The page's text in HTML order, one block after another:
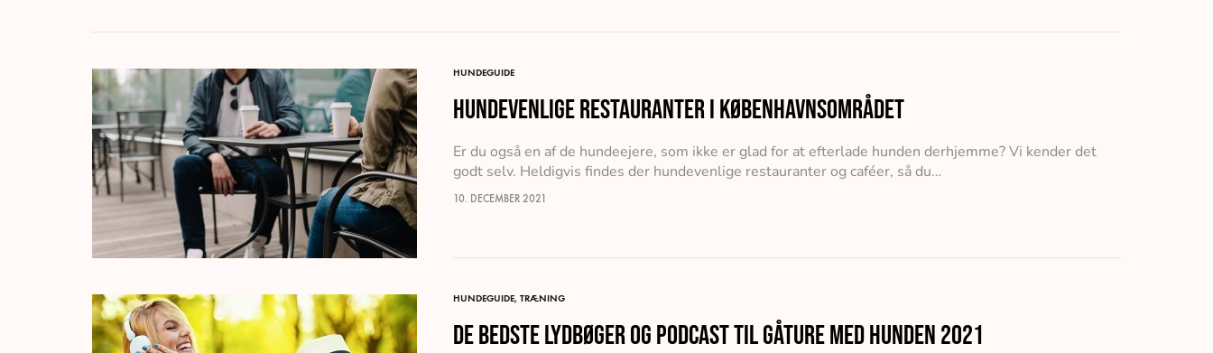
HUNDEGUIDE
Hundevenlige restauranter i Københavnsområdet
Er du også en af de hundeejere, som ikke er glad for at efterlade hunden derhjemme? Vi kender det
godt selv. Heldigvis findes der hundevenlige restauranter og caféer, så du…
10. DECEMBER 2021
HUNDEGUIDE, TRÆNING
De bedste lydbøger og podcast til gåture med hunden 2021